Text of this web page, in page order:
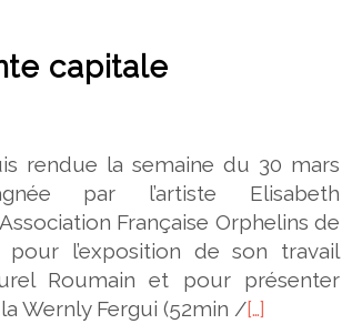
capitale
rendue la semaine du 30 mars
par l’artiste Elisabeth
Française Orphelins de
l’exposition de son travail
Roumain et pour présenter
Wernly Fergui (52min /[…]